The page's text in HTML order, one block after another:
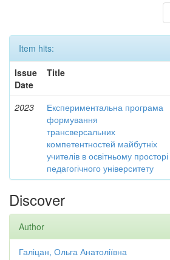
Item hits:
Issue
Date
Title
2023
Експериментальна програма
формування
трансверсальних
компетентностей майбутніх
учителів в освітньому просторі
педагогічного університету
Discover
Author
Галіцан, Ольга Анатоліївна